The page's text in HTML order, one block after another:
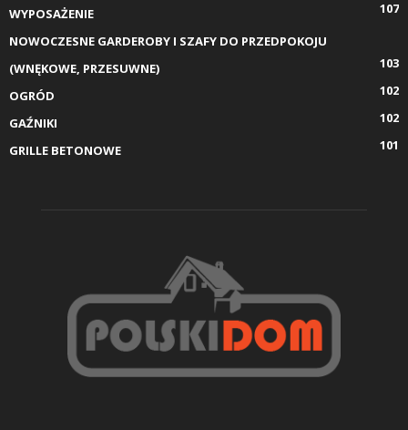
WYPOSAŻENIE
107
NOWOCZESNE GARDEROBY I SZAFY DO PRZEDPOKOJU
(WNĘKOWE, PRZESUWNE)
103
OGRÓD
102
GAŹNIKI
102
GRILLE BETONOWE
101